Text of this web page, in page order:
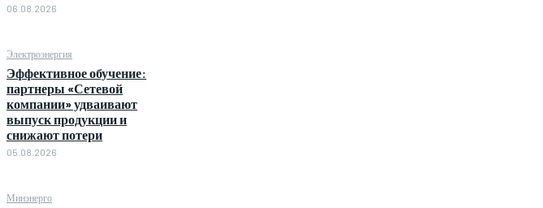
06.08.2026
Электроэнергия
Эффективное обучение:
партнеры «Сетевой
компании» удваивают
выпуск продукции и
снижают потери
05.08.2026
Минэнерго